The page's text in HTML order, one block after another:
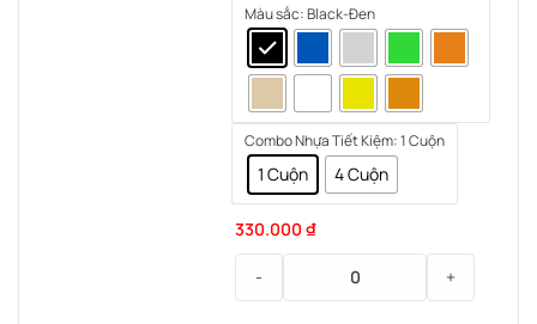
Màu sắc: Black-Đen
Combo Nhựa Tiết Kiệm: 1 Cuộn
1 Cuộn 4 Cuộn
- +
330.000 ₫